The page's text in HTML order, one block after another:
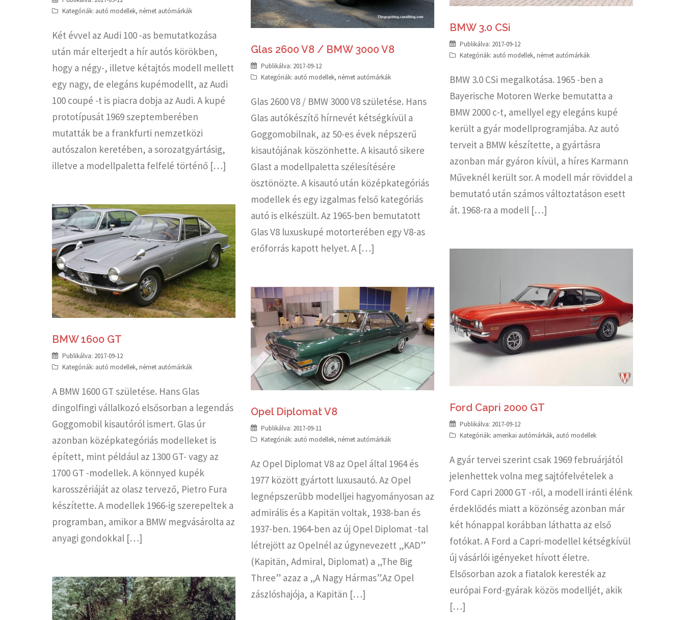
BMW 3.0 CSi
Publikálva: 2017-09-12
Kategóriák: autó modellek, német autómárkák
BMW 3.0 CSi megalkotása. 1965 -ben a
Bayerische Motoren Werke bemutatta a
BMW 2000 c-t, amellyel egy elegáns kupé
került a gyár modellprogramjába. Az autó
terveit a BMW készítette, a gyártásra
azonban már gyáron kívül, a híres Karmann
Műveknél került sor. A modell már röviddel a
bemutató után számos változtatáson esett
át. 1968-ra a modell […]
Kategóriák: autó modellek, német autómárkák
Két évvel az Audi 100 -as bemutatkozása
után már elterjedt a hír autós körökben,
hogy a négy-, illetve kétajtós modell mellett
egy nagy, de elegáns kupémodellt, az Audi
100 coupé -t is piacra dobja az Audi. A kupé
prototípusát 1969 szeptemberében
mutatták be a frankfurti nemzetközi
autószalon keretében, a sorozatgyártásig,
illetve a modellpaletta felfelé történő […]
Glas 2600 V8 / BMW 3000 V8
Publikálva: 2017-09-12
Kategóriák: autó modellek, német autómárkák
Glas 2600 V8 / BMW 3000 V8 születése. Hans
Glas autókészítő hírnevét kétségkívül a
Goggomobilnak, az 50-es évek népszerű
kisautójának köszönhette. A kisautó sikere
Glast a modellpaletta szélesítésére
ösztönözte. A kisautó után középkategóriás
modellek és egy izgalmas felső kategóriás
autó is elkészült. Az 1965-ben bemutatott
Glas V8 luxuskupé motorterében egy V8-as
erőforrás kapott helyet. A […]
BMW 1600 GT
Publikálva: 2017-09-12
Kategóriák: autó modellek, német autómárkák
A BMW 1600 GT születése. Hans Glas
dingolfingi vállalkozó elsősorban a legendás
Goggomobil kisautóról ismert. Glas úr
azonban középkategóriás modelleket is
épített, mint például az 1300 GT- vagy az
1700 GT -modellek. A könnyed kupék
karosszériáját az olasz tervező, Pietro Fura
készítette. A modellek 1966-ig szerepeltek a
programban, amikor a BMW megvásárolta az
anyagi gondokkal […]
Ford Capri 2000 GT
Publikálva: 2017-09-12
Kategóriák: amerikai autómárkák, autó modellek
A gyár tervei szerint csak 1969 februárjától
jelenhettek volna meg sajtófelvételek a
Ford Capri 2000 GT -ről, a modell iránti élénk
érdeklődés miatt a közönség azonban már
két hónappal korábban láthatta az első
fotókat. A Ford a Capri-modellel kétségkívül
új vásárlói igényeket hívott életre.
Elsősorban azok a fiatalok keresték az
európai Ford-gyárak közös modelljét, akik
[…]
Opel Diplomat V8
Publikálva: 2017-09-11
Kategóriák: autó modellek, német autómárkák
Az Opel Diplomat V8 az Opel által 1964 és
1977 között gyártott luxusautó. Az Opel
legnépszerűbb modelljei hagyományosan az
admirális és a Kapitän voltak, 1938-ban és
1937-ben. 1964-ben az új Opel Diplomat -tal
létrejött az Opelnél az úgynevezett „KAD”
(Kapitän, Admiral, Diplomat) a „The Big
Three” azaz a „A Nagy Hármas”.Az Opel
zászlóshajója, a Kapitän […]